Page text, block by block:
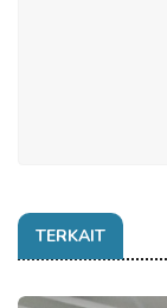
TERKAIT